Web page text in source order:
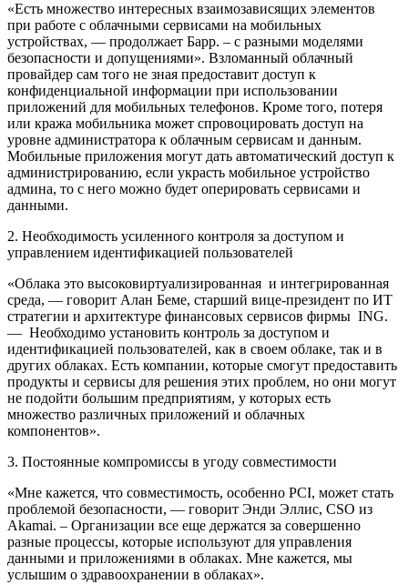
«Есть множество интересных взаимозависящих элементов
при работе с облачными сервисами на мобильных
устройствах, — продолжает Барр. – с разными моделями
безопасности и допущениями». Взломанный облачный
провайдер сам того не зная предоставит доступ к
конфиденциальной информации при использовании
приложений для мобильных телефонов. Кроме того, потеря
или кража мобильника может спровоцировать доступ на
уровне администратора к облачным сервисам и данным.
Мобильные приложения могут дать автоматический доступ к
администрированию, если украсть мобильное устройство
админа, то с него можно будет оперировать сервисами и
данными.
2. Необходимость усиленного контроля за доступом и
управлением идентификацией пользователей
«Облака это высоковиртуализированная и интегрированная
среда, — говорит Алан Беме, старший вице-президент по ИТ
стратегии и архитектуре финансовых сервисов фирмы ING.
— Необходимо установить контроль за доступом и
идентификацией пользователей, как в своем облаке, так и в
других облаках. Есть компании, которые смогут предоставить
продукты и сервисы для решения этих проблем, но они могут
не подойти большим предприятиям, у которых есть
множество различных приложений и облачных
компонентов».
3. Постоянные компромиссы в угоду совместимости
«Мне кажется, что совместимость, особенно PCI, может стать
проблемой безопасности, — говорит Энди Эллис, CSO из
Akamai. – Организации все еще держатся за совершенно
разные процессы, которые используют для управления
данными и приложениями в облаках. Мне кажется, мы
услышим о здравоохранении в облаках».